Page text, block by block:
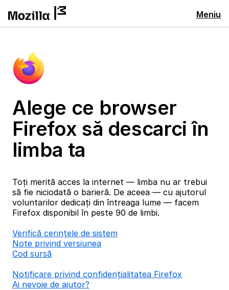
Meniu
Alege ce browser
Firefox să descarci în
limba ta
Toți merită acces la internet — limba nu ar trebui
să fie niciodată o barieră. De aceea — cu ajutorul
voluntarilor dedicați din întreaga lume — facem
Firefox disponibil în peste 90 de limbi.
Verifică cerințele de sistem
Note privind versiunea
Cod sursă
Notificare privind confidențialitatea Firefox
Ai nevoie de ajutor?